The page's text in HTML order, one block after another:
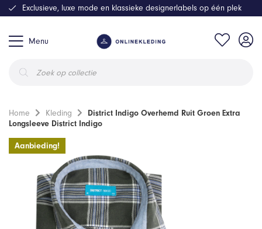
Menu
zoeken
Exclusieve, luxe mode en klassieke designerlabels op één plek
Home Kleding
District Indigo Overhemd Ruit Groen Extra
Longsleeve District Indigo
Aanbieding!